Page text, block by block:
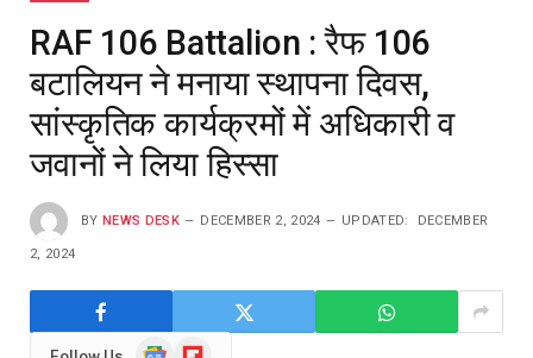
RAF 106 Battalion : रैफ 106
बटालियन ने मनाया स्थापना दिवस,
सांस्कृतिक कार्यक्रमों में अधिकारी व
जवानों ने लिया हिस्सा
BY NEWS DESK DECEMBER 2, 2024 UPDATED: DECEMBER
2, 2024
GoogleFlipboard